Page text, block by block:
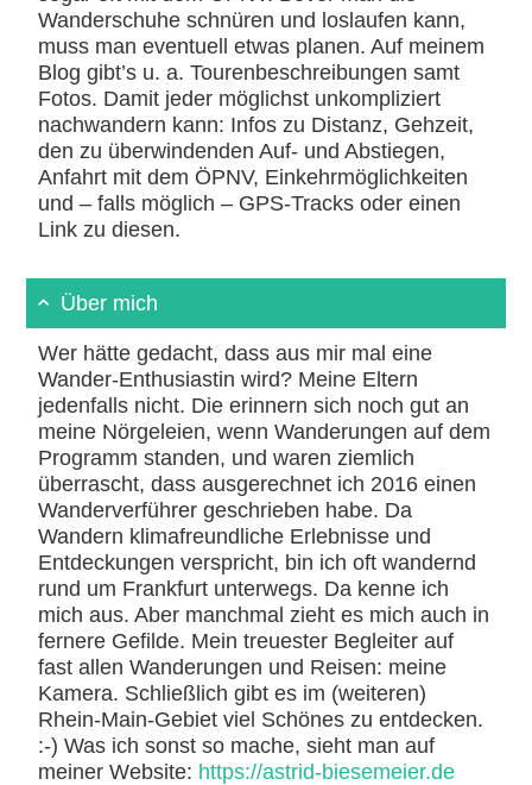
Wanderschuhe schnüren und loslaufen kann,
muss man eventuell etwas planen. Auf meinem
Blog gibt’s u. a. Tourenbeschreibungen samt
Fotos. Damit jeder möglichst unkompliziert
nachwandern kann: Infos zu Distanz, Gehzeit,
den zu überwindenden Auf- und Abstiegen,
Anfahrt mit dem ÖPNV, Einkehrmöglichkeiten
und – falls möglich – GPS-Tracks oder einen
Link zu diesen.
Über mich
Wer hätte gedacht, dass aus mir mal eine
Wander-Enthusiastin wird? Meine Eltern
jedenfalls nicht. Die erinnern sich noch gut an
meine Nörgeleien, wenn Wanderungen auf dem
Programm standen, und waren ziemlich
überrascht, dass ausgerechnet ich 2016 einen
Wanderverführer geschrieben habe. Da
Wandern klimafreundliche Erlebnisse und
Entdeckungen verspricht, bin ich oft wandernd
rund um Frankfurt unterwegs. Da kenne ich
mich aus. Aber manchmal zieht es mich auch in
fernere Gefilde. Mein treuester Begleiter auf
fast allen Wanderungen und Reisen: meine
Kamera. Schließlich gibt es im (weiteren)
Rhein-Main-Gebiet viel Schönes zu entdecken.
:-) Was ich sonst so mache, sieht man auf
meiner Website: https://astrid-biesemeier.de